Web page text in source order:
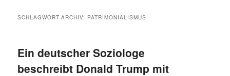
SCHLAGWORT-ARCHIV: PATRIMONIALISMUS
Ein deutscher Soziologe
beschreibt Donald Trump mit